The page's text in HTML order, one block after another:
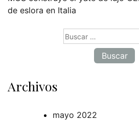
de eslora en Italia
Archivos
mayo 2022